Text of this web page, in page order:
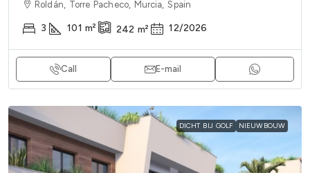
Roldán, Torre Pacheco, Murcia, Spain
3 101 m² 242 m² 12/2026
Call E-mail
DICHT BIJ GOLF NIEUWBOUW